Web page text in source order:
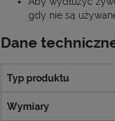
gdy nie są
Dane
Typ produktu
Wymiary